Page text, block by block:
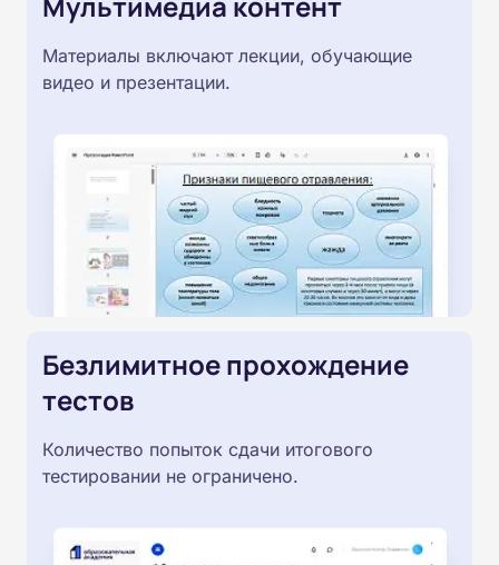
Материалы включают лекции, обучающие
видео и презентации.
Безлимитное прохождение
тестов
Количество попыток сдачи итогового
тестировании не ограничено.